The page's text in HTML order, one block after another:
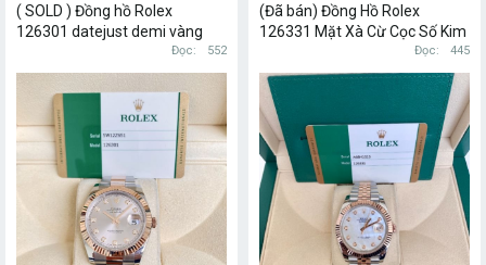
( SOLD ) Đồng hồ Rolex
126301 datejust demi vàng
hồng 18k cọc số kim cương
Đọc 552
(Đã bán) Đồng Hồ Rolex
126331 Mặt Xà Cừ Cọc Số Kim
Cương Thiên Thiên Chính
Hãng
Đọc 445